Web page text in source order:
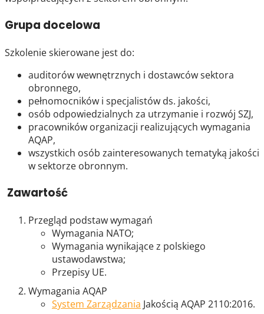
Grupa docelowa
Szkolenie skierowane jest do:
auditorów wewnętrznych i dostawców sektora
obronnego,
pełnomocników i specjalistów ds. jakości,
osób odpowiedzialnych za utrzymanie i rozwój SZJ,
pracowników organizacji realizujących wymagania
AQAP,
wszystkich osób zainteresowanych tematyką jakości
w sektorze obronnym.
Zawartość
Przegląd podstaw wymagań
Wymagania NATO;
Wymagania wynikające z polskiego
ustawodawstwa;
Przepisy UE.
Wymagania AQAP
System Zarządzania Jakością AQAP 2110:2016.